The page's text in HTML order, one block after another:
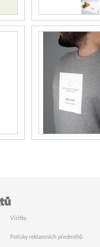
Vizitky
Potisky reklamních předmětů